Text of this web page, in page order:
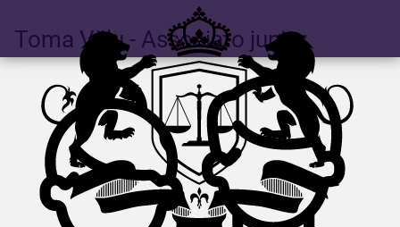
Toma Vălu- Associato junior